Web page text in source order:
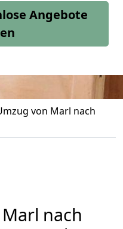
Angebote
von Marl nach
nach